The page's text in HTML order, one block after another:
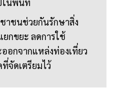
าชนช่วยกันรักษาสิ่ง
กขยะ ลดการใช้
อกจากแหล่งท่องเที่ยว
จัดเตรียมไว้